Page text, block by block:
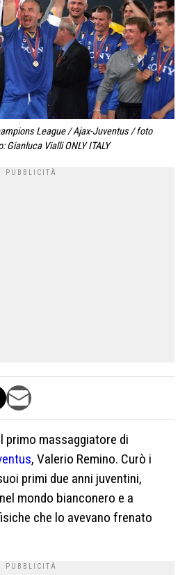
League / Ajax-Juventus / foto
Vialli ONLY ITALY
massaggiatore di
, Valerio Remino. Curò i
primi due anni juventini,
mondo bianconero e a
che lo avevano frenato